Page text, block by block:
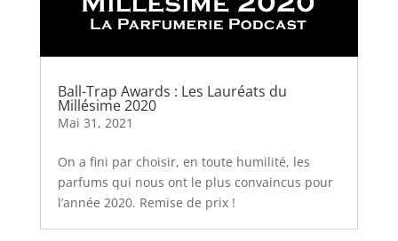
Ball-Trap Awards : Les Lauréats du
Millésime 2020
Mai 31, 2021
On a fini par choisir, en toute humilité, les
parfums qui nous ont le plus convaincus pour
l’année 2020. Remise de prix !